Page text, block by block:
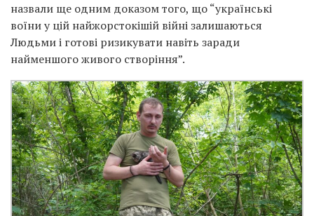
назвали ще одним доказом того, що “українські
воїни у цій найжорстокішій війні залишаються
Людьми і готові ризикувати навіть заради
найменшого живого створіння”.